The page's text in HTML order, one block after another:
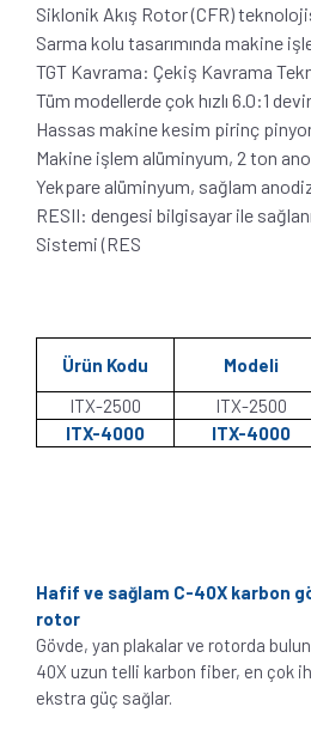
Siklonik Akış Rotor (CFR)
Sarma kolu tasarımında makine
TGT Kavrama: Çekiş Kavrama
Tüm modellerde çok hızlı 6.0:1 devir
Hassas makine kesim pirinç
Makine işlem alüminyum, 2 ton
Yekpare alüminyum, sağlam
RESII: dengesi bilgisayar ile
Sistemi (RES
Ürün Kodu Modeli
ITX-2500
ITX-2500
ITX-4000
ITX-4000
Hafif ve sağlam C-40X karbon
rotor
Gövde, yan plakalar ve rotorda
40X uzun telli karbon fiber, en çok
ekstra güç sağlar.